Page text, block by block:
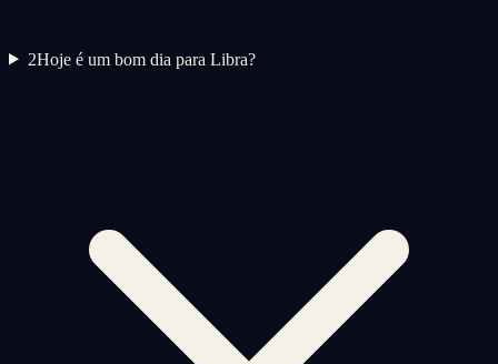
2Hoje é um bom dia para Libra?